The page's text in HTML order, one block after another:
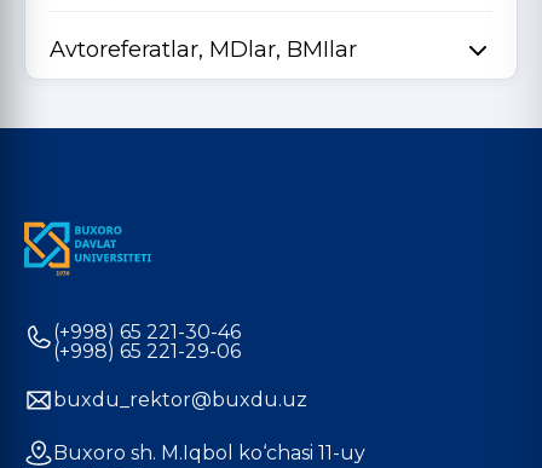
Avtoreferatlar, MDlar, BMIlar
(+998) 65 221-30-46
(+998) 65 221-29-06
buxdu_rektor@buxdu.uz
Buxoro sh. M.Iqbol ko‘chasi 11-uy